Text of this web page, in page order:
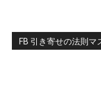
FB 引き寄せの法則マ